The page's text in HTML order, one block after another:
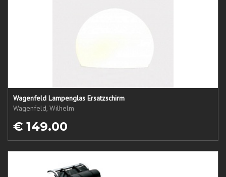
Wagenfeld Lampenglas Ersatzschirm
Wagenfeld, Wilhelm
€ 149.00